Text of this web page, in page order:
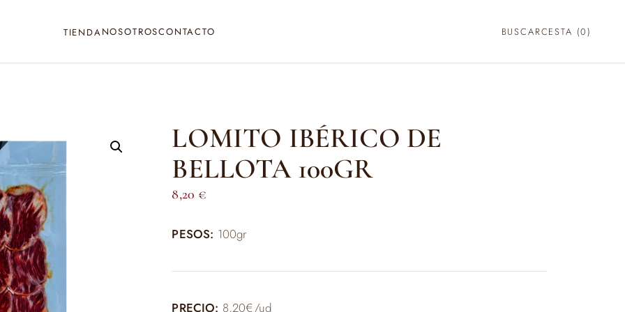
TIENDANOSOTROSCONTACTO BUSCARCESTA (0)
LOMITO IBÉRICO DE
BELLOTA 100GR
8,20 €
PESOS: 100gr
PRECIO: 8,20€/ud